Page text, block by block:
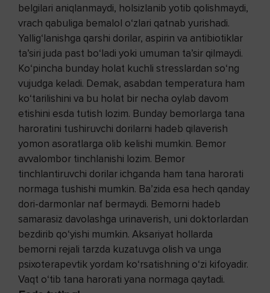
belgilari aniqlanmaydi, holsizlanib yotib qolishmaydi,
vrach qabuliga bemalol o‘zlari qatnab yurishadi.
Yallig‘lanishga qarshi dorilar, aspirin va antibiotiklar
ta’siri juda past bo‘ladi yoki umuman ta’sir qilmaydi.
Ko‘pincha bunday holat kuchli stresslardan so‘ng
vujudga keladi. Demak, asabdan temperatura ham
ko‘tarilishini va bu holat bir necha oylab davom
etishini esda tutish lozim. Bunday bemorlarga tana
haroratini tushiruvchi dorilarni hadeb qilaverish
yomon asoratlarga olib kelishi mumkin. Bemor
avvalombor tinchlanishi lozim. Bemor
tinchlantiruvchi dorilar ichganda ham tana harorati
normaga tushishi mumkin. Ba’zida esa hech qanday
dori-darmonlar naf bermaydi. Bemorni hadeb
samarasiz davolashga urinaverish, uni doktorlardan
bezdirib qo‘yishi mumkin. Aksariyat hollarda
bemorni rejali tarzda kuzatuvga olish va unga
psixoterapevtik yordam ko‘rsatishning o‘zi kifoyadir.
Vaqt o‘tib tana harorati yana normaga qaytadi.